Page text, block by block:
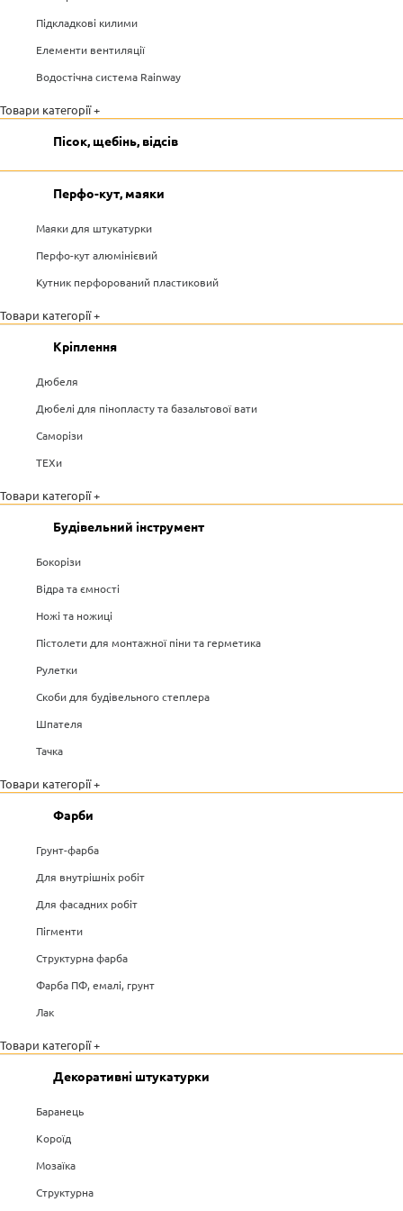
Підкладкові килими
Елементи вентиляції
Водостічна система Rainway
Товари категорії +
Пісок, щебінь, відсів
Перфо-кут, маяки
Маяки для штукатурки
Перфо-кут алюмінієвий
Кутник перфорований пластиковий
Товари категорії +
Кріплення
Дюбеля
Дюбелі для пінопласту та базальтової вати
Саморізи
ТЕХи
Товари категорії +
Будівельний інструмент
Бокорізи
Відра та ємності
Ножі та ножиці
Пістолети для монтажної піни та герметика
Рулетки
Скоби для будівельного степлера
Шпателя
Тачка
Товари категорії +
Фарби
Грунт-фарба
Для внутрішніх робіт
Для фасадних робіт
Пігменти
Структурна фарба
Фарба ПФ, емалі, грунт
Лак
Товари категорії +
Декоративні штукатурки
Баранець
Короїд
Мозаїка
Структурна